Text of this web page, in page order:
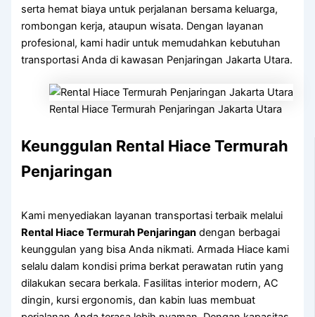
serta hemat biaya untuk perjalanan bersama keluarga,
rombongan kerja, ataupun wisata. Dengan layanan
profesional, kami hadir untuk memudahkan kebutuhan
transportasi Anda di kawasan Penjaringan Jakarta Utara.
Rental Hiace Termurah Penjaringan Jakarta Utara
Keunggulan Rental Hiace Termurah
Penjaringan
Kami menyediakan layanan transportasi terbaik melalui
Rental Hiace Termurah Penjaringan dengan berbagai
keunggulan yang bisa Anda nikmati. Armada Hiace kami
selalu dalam kondisi prima berkat perawatan rutin yang
dilakukan secara berkala. Fasilitas interior modern, AC
dingin, kursi ergonomis, dan kabin luas membuat